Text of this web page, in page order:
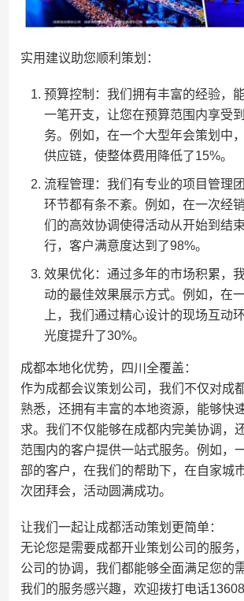
实用建议助您顺利策划：
预算控制：我们拥有丰富的经验，
一笔开支，让您在预算范围内享受
务。例如，在一个大型年会策划中
供应链，使整体费用降低了15%。
流程管理：我们有专业的项目管理
环节都有条不紊。例如，在一次经
们的高效协调使得活动从开始到结
行，客户满意度达到了98%。
效果优化：通过多年的市场积累，
动的最佳效果展示方式。例如，在
上，我们通过精心设计的现场互动
光度提升了30%。
成都本地化优势，四川全覆盖：
作为成都会议策划公司，我们不仅对成
熟悉，还拥有丰富的本地资源，能够快
求。我们不仅能够在成都内完美协调，
范围内的客户提供一站式服务。例如，
部的客户，在我们的帮助下，在自家城
次团拜会，活动圆满成功。
让我们一起让成都活动策划更简单：
无论您是需要成都开业策划公司的服务
公司的协调，我们都能够全面满足您的
我们的服务感兴趣，欢迎拨打电话